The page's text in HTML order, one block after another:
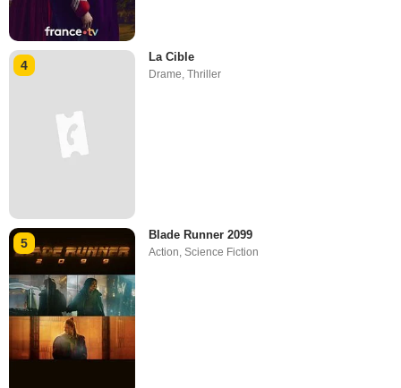
4
La Cible
Drame,Thriller
5
Blade Runner 2099
Action ,Science Fiction